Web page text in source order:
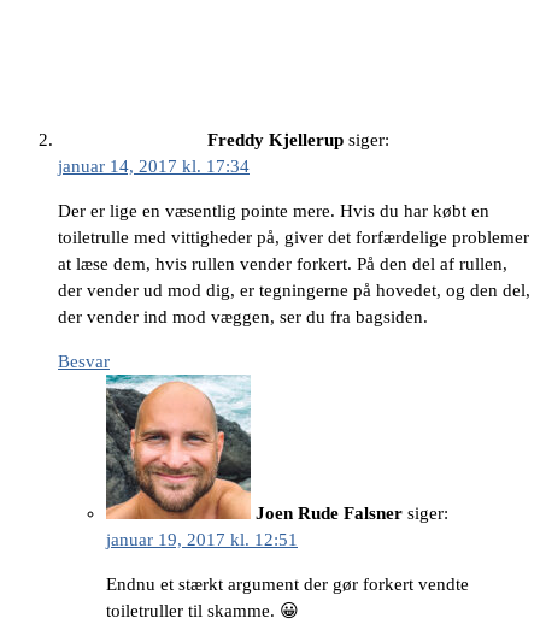
Freddy Kjellerup siger:
januar 14, 2017 kl. 17:34
Der er lige en væsentlig pointe mere. Hvis du har købt en
toiletrulle med vittigheder på, giver det forfærdelige problemer
at læse dem, hvis rullen vender forkert. På den del af rullen,
der vender ud mod dig, er tegningerne på hovedet, og den del,
der vender ind mod væggen, ser du fra bagsiden.
Besvar
Joen Rude Falsner siger:
januar 19, 2017 kl. 12:51
Endnu et stærkt argument der gør forkert vendte
toiletruller til skamme. 😀